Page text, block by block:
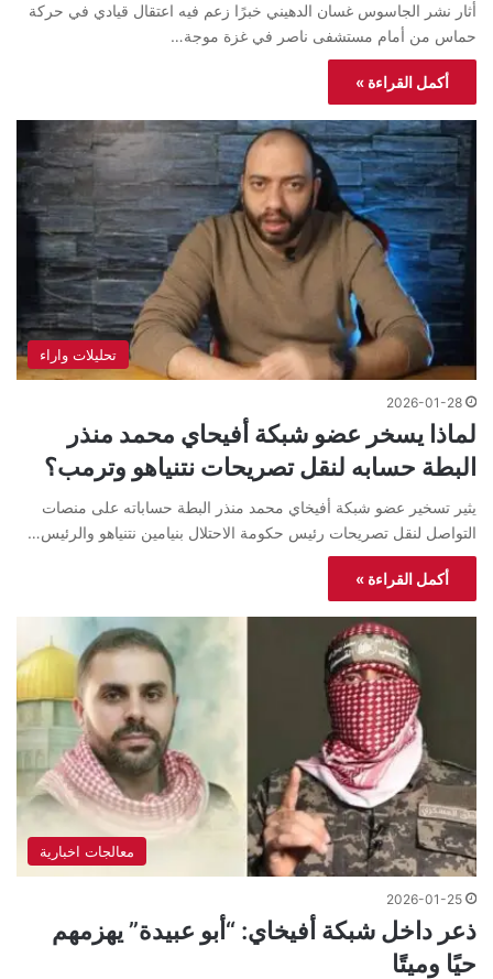
أثار نشر الجاسوس غسان الدهيني خبرًا زعم فيه اعتقال قيادي في حركة
حماس من أمام مستشفى ناصر في غزة موجة…
أكمل القراءة »
تحليلات واراء
2026-01-28
لماذا يسخر عضو شبكة أفيحاي محمد منذر
البطة حسابه لنقل تصريحات نتنياهو وترمب؟
يثير تسخير عضو شبكة أفيخاي محمد منذر البطة حساباته على منصات
التواصل لنقل تصريحات رئيس حكومة الاحتلال بنيامين نتنياهو والرئيس…
أكمل القراءة »
معالجات اخبارية
2026-01-25
ذعر داخل شبكة أفيخاي: “أبو عبيدة” يهزمهم
حيًا وميتًا